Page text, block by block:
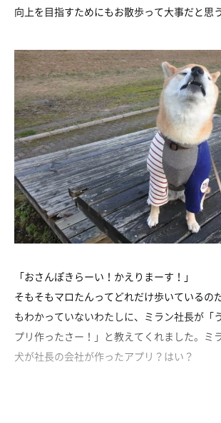
向上を目指すためにもお散歩って大事だと思
「おさんぽきらーい！かえりまーす！」
そもそもマロたんってどれだけ歩いているの
もわかっていないわたしに、ミラン社長が「
プリ作ったさー！」と教えてくれました。ミ
犬が社長の会社が作ったアプリ？はい？